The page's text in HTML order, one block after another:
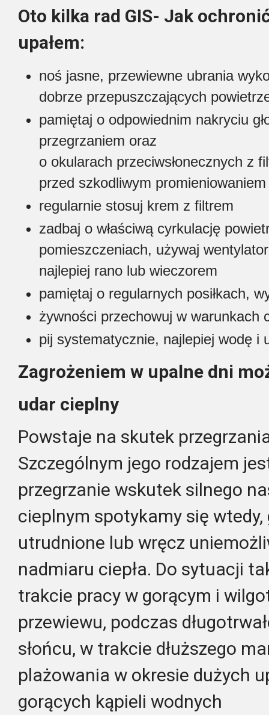
Oto kilka rad GIS- Jak
upałem:
noś jasne, przewiewne ubrania
dobrze przepuszczających
pamiętaj o odpowiednim nakryciu
przegrzaniem oraz
o okularach przeciwsłonecznych z
przed szkodliwym promieniowaniem
regularnie stosuj krem z filtrem
zadbaj o właściwą cyrkulację
pomieszczeniach, używaj
najlepiej rano lub wieczorem
pamiętaj o regularnych posiłkach,
żywności przechowuj w warunkach
pij systematycznie, najlepiej wodę i
Zagrożeniem w upalne dni
udar cieplny
Powstaje na skutek
Szczególnym jego rodzajem
przegrzanie wskutek silnego
cieplnym spotykamy się
utrudnione lub wręcz
nadmiaru ciepła. Do sytuacji
trakcie pracy w gorącym i
przewiewu, podczas
słońcu, w trakcie dłuższego
plażowania w okresie dużych
gorących kąpieli wodnych